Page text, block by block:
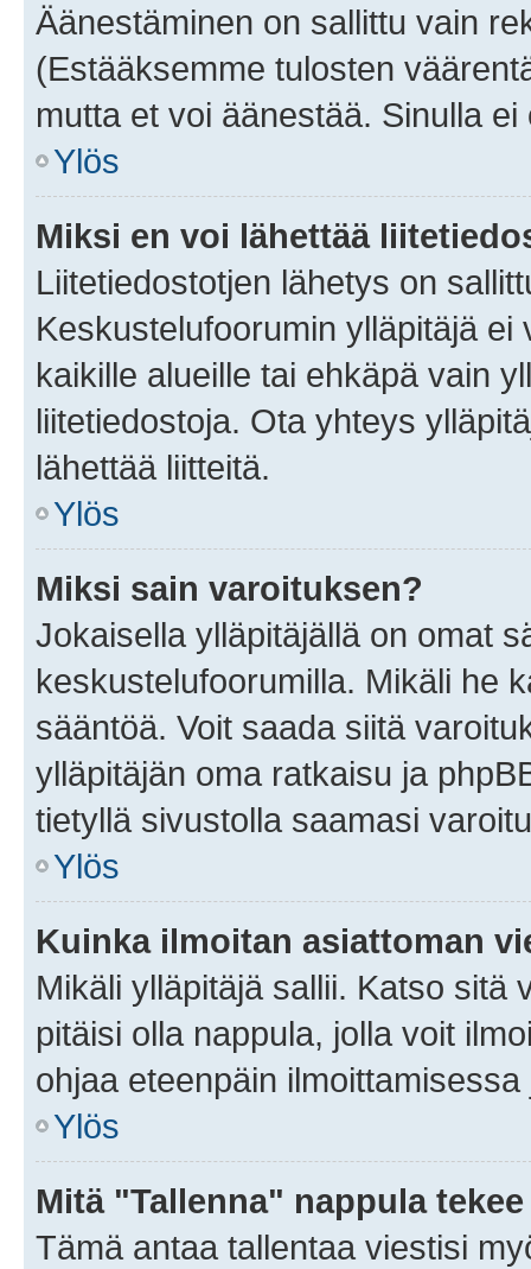
Äänestäminen on sallittu vain
(Estääksemme tulosten
mutta et voi äänestää. Sinulla
Ylös
Miksi en voi lähettää
Liitetiedostotjen lähetys on
Keskustelufoorumin ylläpitäjä
kaikille alueille tai ehkäpä vain
liitetiedostoja. Ota yhteys
lähettää liitteitä.
Ylös
Miksi sain varoituksen?
Jokaisella ylläpitäjällä on omat
keskustelufoorumilla. Mikäli he
sääntöä. Voit saada siitä
ylläpitäjän oma ratkaisu ja
tietyllä sivustolla saamasi
Ylös
Kuinka ilmoitan asiattoman
Mikäli ylläpitäjä sallii. Katso sitä
pitäisi olla nappula, jolla voit
ohjaa eteenpäin
Ylös
Mitä "Tallenna" nappula
Tämä antaa tallentaa viestisi